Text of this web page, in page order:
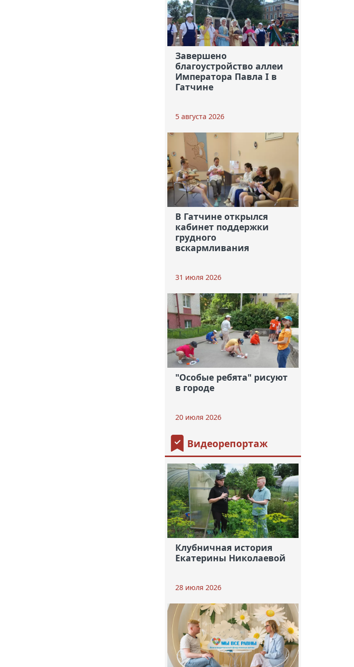
Завершено
благоустройство аллеи
Императора Павла I в
Гатчине
5 августа 2026
В Гатчине открылся
кабинет поддержки
грудного
вскармливания
31 июля 2026
"Особые ребята" рисуют
в городе
20 июля 2026
Видеорепортаж
Клубничная история
Екатерины Николаевой
28 июля 2026